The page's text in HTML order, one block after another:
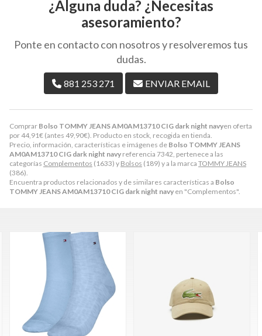
Comprar Bolso TOMMY JEANS AM0AM13710 CIG dark night navyen oferta
por44,91€ (antes 49,90€). Producto en stock, recogida en tienda.
Precio, información, características e imágenes de Bolso TOMMY JEANS
AM0AM13710 CIG dark night navy referencia 7342, pertenece a las
categorías Complementos (1633) y Bolsos (189) y a la marca TOMMY JEANS
(386).
Encuentra productos relacionados y de similares características a Bolso
TOMMY JEANS AM0AM13710 CIG dark night navy en "Complementos".
¿Alguna duda? ¿Necesitas
asesoramiento?
Ponte en contacto con nosotros y resolveremos tus
dudas.
881 253 271 ENVIAR EMAIL